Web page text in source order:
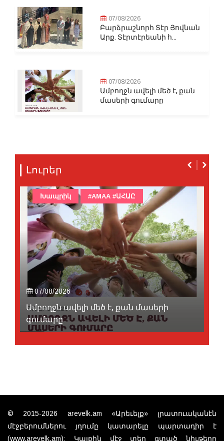
07/08/2026
Բարձրաշնորհ Տէր Յովնան
Արք. Տէրտէրեանի հ...
07/08/2026
Ամբողջն ավելի մեծ է, քան
մասերի գումարը
Լուրեր
07/08/2026
Ամբողջն ավելի մեծ է, քան մասերի
գումարը
Խապրիկ #AMAA #ԱՀԱԸ
© 2015-2026 arevelk.am «Արեւելք» լրատուականէն
մէջբերումներու յղումը կատարելը պարտադիր է
(www.arevelk.am): Կայքին մէջ տեղ գտած նիւթերը